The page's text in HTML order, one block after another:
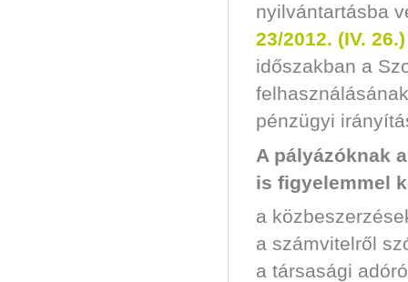
nyilvántartásba
23/2012. (IV.
időszakban a
pénzügyi
A pályázóknak
is figyelemmel
a
a számvitelről
a társasági